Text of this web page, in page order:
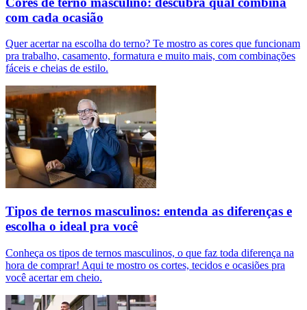
com cada ocasião
Quer acertar na escolha do terno? Te mostro as cores que funcionam
pra trabalho, casamento, formatura e muito mais, com combinações
fáceis e cheias de estilo.
Tipos de ternos masculinos: entenda as diferenças e
escolha o ideal pra você
Conheça os tipos de ternos masculinos, o que faz toda diferença na
hora de comprar! Aqui te mostro os cortes, tecidos e ocasiões pra
você acertar em cheio.